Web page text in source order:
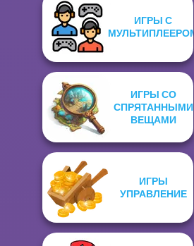
ИГРЫ С
МУЛЬТИПЛЕЕРОМ
ИГРЫ СО
СПРЯТАННЫМИ
ВЕЩАМИ
ИГРЫ
УПРАВЛЕНИЕ